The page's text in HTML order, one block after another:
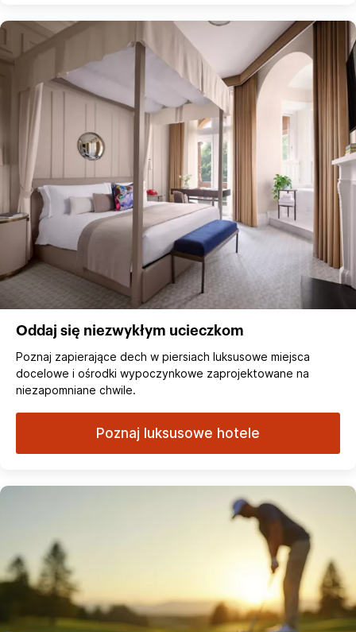
Oddaj się niezwykłym ucieczkom
Poznaj zapierające dech w piersiach luksusowe miejsca
docelowe i ośrodki wypoczynkowe zaprojektowane na
niezapomniane chwile.
Poznaj luksusowe hotele